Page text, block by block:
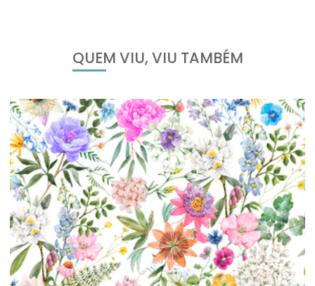
QUEM VIU, VIU TAMBÉM